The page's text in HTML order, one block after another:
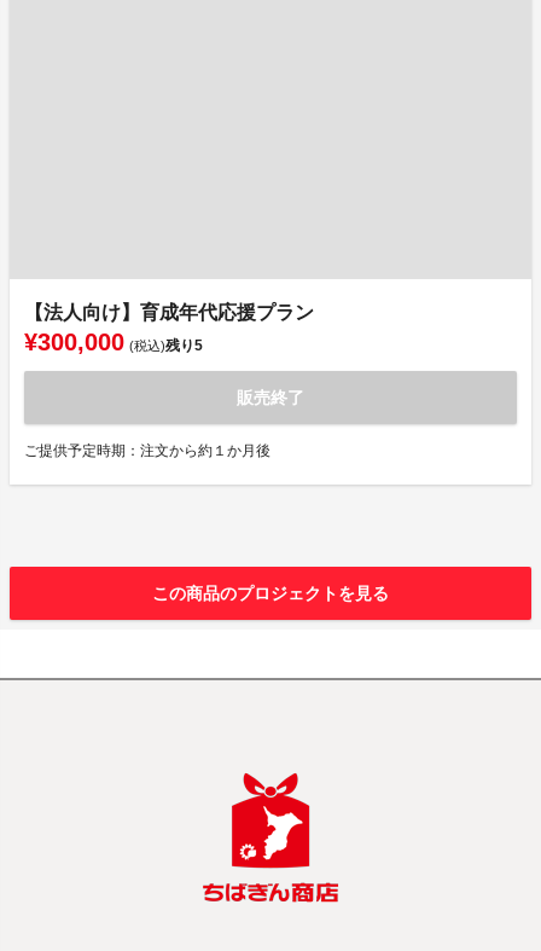
【法人向け】育成年代応援プラン
¥300,000 (税込)残り5
販売終了
ご提供予定時期：注文から約１か月後
この商品のプロジェクトを見る